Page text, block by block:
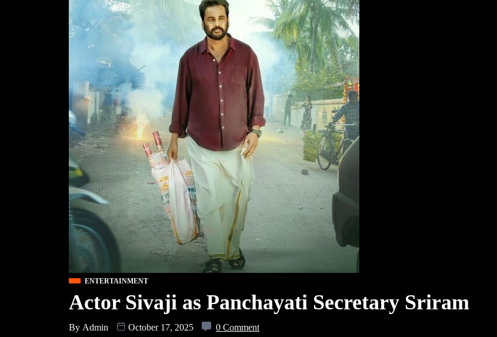
ENTERTAINMENT
Actor Sivaji as Panchayati Secretary Sriram
By Admin October 17, 2025 0 Comment